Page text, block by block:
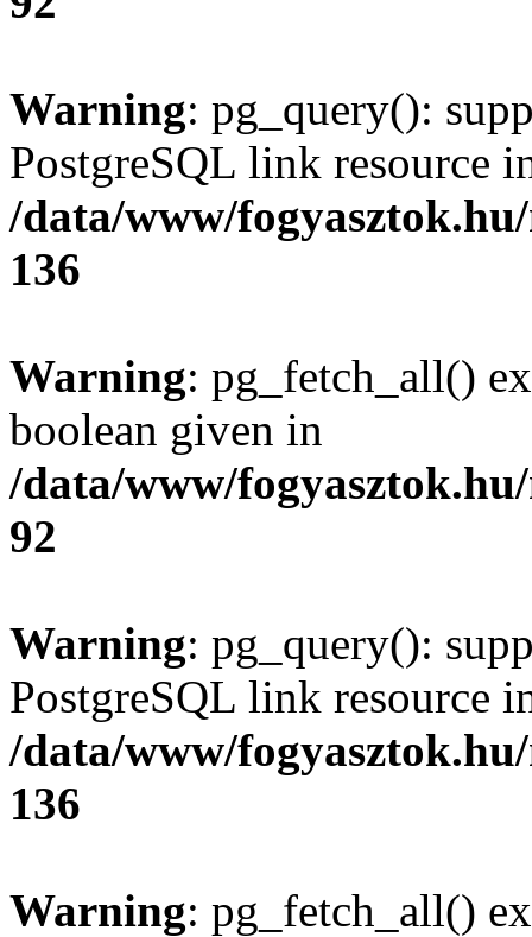
Warning: pg_query():
PostgreSQL link resource
/data/www/
136
Warning: pg_fetch_all()
boolean given in
/data/www/
92
Warning: pg_query():
PostgreSQL link resource
/data/www/
136
Warning: pg_fetch_all()